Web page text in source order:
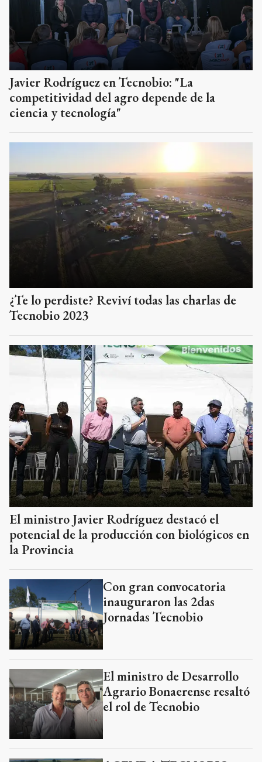
Javier Rodríguez en Tecnobio: "La
competitividad del agro depende de la
ciencia y tecnología"
¿Te lo perdiste? Reviví todas las charlas de
Tecnobio 2023
El ministro Javier Rodríguez destacó el
potencial de la producción con biológicos en
la Provincia
Con gran convocatoria
inauguraron las 2das
Jornadas Tecnobio
El ministro de Desarrollo
Agrario Bonaerense resaltó
el rol de Tecnobio